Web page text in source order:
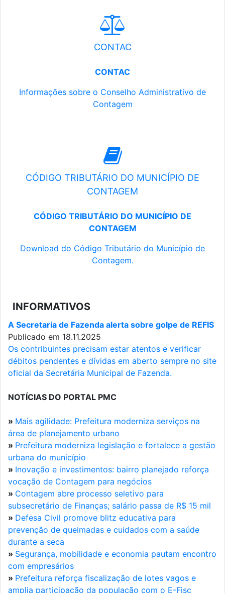
CONTAC
CONTAC
Informações sobre o Conselho Administrativo de
Contagem
CÓDIGO TRIBUTÁRIO DO MUNICÍPIO DE
CONTAGEM
CÓDIGO TRIBUTÁRIO DO MUNICÍPIO DE
CONTAGEM
Download do Código Tributário do Município de
Contagem.
INFORMATIVOS
A Secretaria de Fazenda alerta sobre golpe de REFIS
Publicado em 18.11.2025
Os contribuintes precisam estar atentos e verificar
débitos pendentes e dívidas em aberto sempre no site
oficial da Secretária Municipal de Fazenda.
NOTÍCIAS DO PORTAL PMC
» Mais agilidade: Prefeitura moderniza serviços na
área de planejamento urbano
» Prefeitura moderniza legislação e fortalece a gestão
urbana do município
» Inovação e investimentos: bairro planejado reforça
vocação de Contagem para negócios
» Contagem abre processo seletivo para
subsecretário de Finanças; salário passa de R$ 15 mil
» Defesa Civil promove blitz educativa para
prevenção de queimadas e cuidados com a saúde
durante a seca
» Segurança, mobilidade e economia pautam encontro
com empresários
» Prefeitura reforça fiscalização de lotes vagos e
amplia participação da população com o E-Fisc